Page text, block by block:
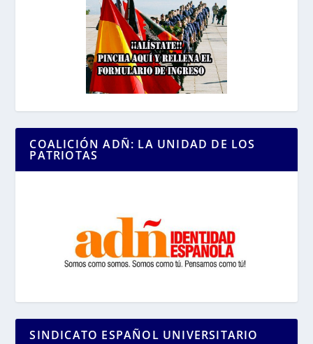
COALICIÓN ADÑ: LA UNIDAD DE LOS
PATRIOTAS
SINDICATO ESPAÑOL UNIVERSITARIO